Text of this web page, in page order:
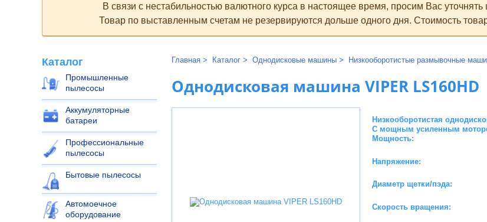
В связи с нестабильностью валютного курса в настоящее время, просим Вас
Товар по выставленным счетам не резервируются дольше одного дня. Стоимость
Каталог
Промышленные
пылесосы
Аккумуляторные
батареи
Профессиональные
пылесосы
Бытовые пылесосы
Автомоечное
оборудование
Главная Каталог Однодисковые машины Низкооборотистые размывочные
Однодисковая машина VIPER LS160HD
Низкооборотистая
С мощным усиленным
Мощность:
Напряжение:
Диаметр щетки/пэда:
Скорость вращения: